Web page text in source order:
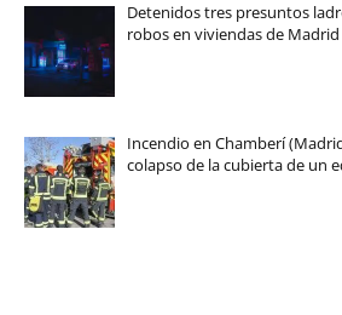
Detenidos tres presuntos
robos en viviendas de Madrid
Incendio en Chamberí
colapso de la cubierta de un